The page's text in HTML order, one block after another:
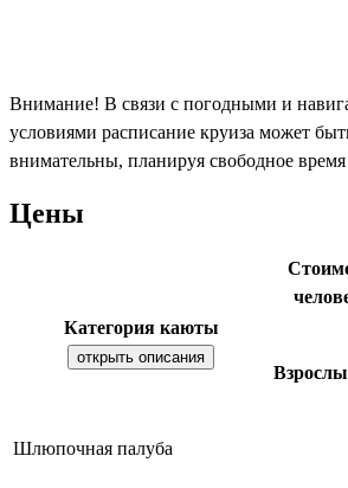
Внимание! В связи с погодными и
условиями расписание круиза может
внимательны, планируя свободное время
Цены
Категория каюты
открыть описания
Шлюпочная палуба